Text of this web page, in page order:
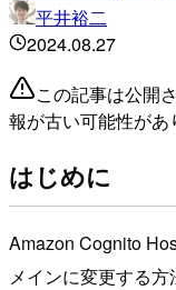
平井裕二
2024.08.27
この記事は公開
報が古い可能性があ
はじめに
Amazon Cognito
メインに変更する方